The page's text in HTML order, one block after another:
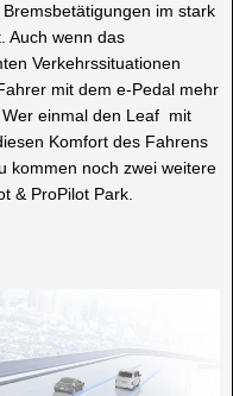
im stark
Auch wenn das
Verkehrssituationen
mit dem e-Pedal mehr
einmal den Leaf mit
Komfort des Fahrens
kommen noch zwei weitere
& ProPilot Park.